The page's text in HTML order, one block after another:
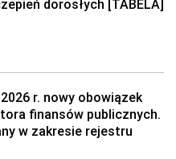
dorosłych [TABELA]
r. nowy obowiązek
finansów publicznych.
w zakresie rejestru